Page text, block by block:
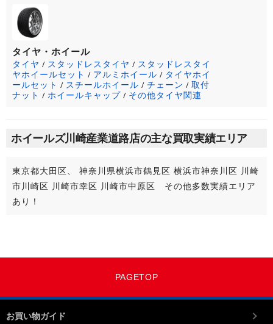
タイヤ・ホイール
タイヤ / スタッドレスタイヤ / スタッドレスタイ
ヤホイールセット / アルミホイール / タイヤホイ
ールセット / スチールホイール / チェーン / 取付
ナット / ホイールキャップ / その他タイヤ関連
ホイールズ川崎産業道路店の主な買取実績エリア
東京都大田区、 神奈川県横浜市鶴見区 横浜市神奈川区 川崎
市川崎区 川崎市幸区 川崎市中原区 その他多数実績エリア
あり！
PAGETOP
お買い物ガイド